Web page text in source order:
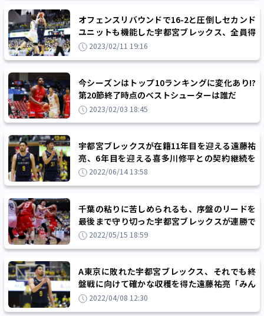
オフェンスリバウンドで16-2と圧倒しセカンド
ユニットも機能した宇都宮ブレックス、全員得
点で北海道を退け4連勝
2023/02/11 19:16
今シーズンはトップ10ランキングに変化あり!?
第20節終了時点のベストシューターは誰だ
2023/02/03 18:45
宇都宮ブレックスが在籍11年目を迎える遠藤祐
亮、6年目を迎える喜多川修平との契約継続を
発表2022/06/14 13:58
千葉の粘りに苦しめられるも、序盤のリードを
最後まで守り切った宇都宮ブレックスが連勝で
セミファイナルへ進出
2022/05/15 18:59
A東京に敗れた宇都宮ブレックス、それでも終
盤戦に向けて確かな収穫を得た遠藤祐亮「みん
な下を向かず次に向いている」
2022/04/08 12:30